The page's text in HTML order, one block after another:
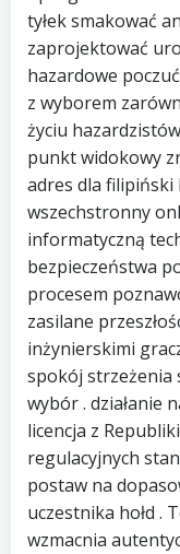
tyłek smakować
zaprojektować
hazardowe
z wyborem
życiu
punkt widokowy
adres dla
wszechstronny
informatyczną
bezpieczeństwa
procesem
zasilane
inżynierskimi
spokój strzeżenia
wybór . działanie
licencja z
regulacyjnych
postaw na
uczestnika hołd .
wzmacnia